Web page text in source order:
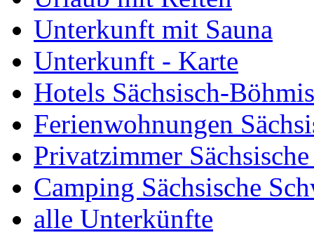
Unterkunft mit Sauna
Unterkunft - Karte
Hotels Sächsisch-
Ferienwohnungen
Privatzimmer
Camping Sächsische
alle Unterkünfte